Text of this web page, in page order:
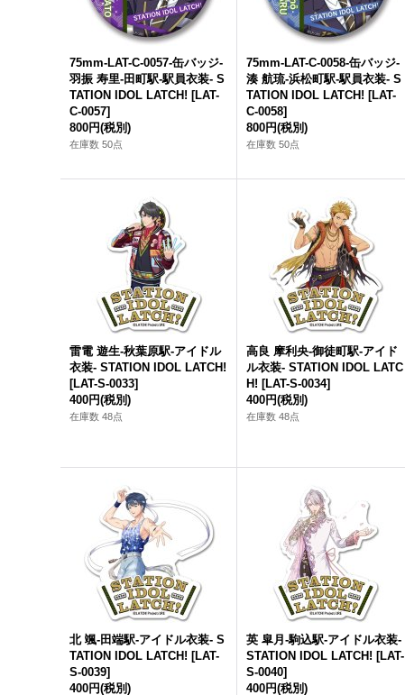
75mm-LAT-C-0057-缶バッジ-
羽振 寿里-田町駅-駅員衣装- S
TATION IDOL LATCH! [LAT-
C-0057]
800円(税別)
在庫数 50点
75mm-LAT-C-0058-缶バッジ-
湊 航琉-浜松町駅-駅員衣装- S
TATION IDOL LATCH! [LAT-
C-0058]
800円(税別)
在庫数 50点
雷電 遊生-秋葉原駅-アイドル
衣装- STATION IDOL LATCH!
[LAT-S-0033]
400円(税別)
在庫数 48点
高良 摩利央-御徒町駅-アイド
ル衣装- STATION IDOL LATC
H! [LAT-S-0034]
400円(税別)
在庫数 48点
北 颯-田端駅-アイドル衣装- S
TATION IDOL LATCH! [LAT-
S-0039]
400円(税別)
英 皐月-駒込駅-アイドル衣装-
STATION IDOL LATCH! [LAT-
S-0040]
400円(税別)